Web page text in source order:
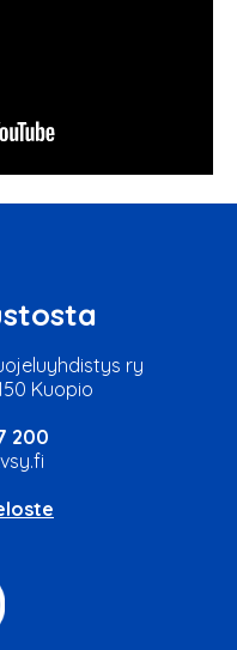
ry
Kuopio
200